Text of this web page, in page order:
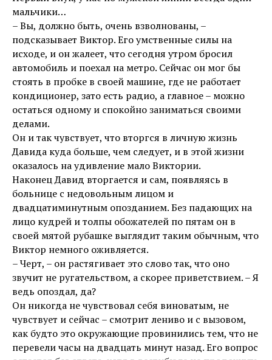
мальчики…
– Вы, должно быть, очень взволнованы, –
подсказывает Виктор. Его умственные силы на
исходе, и он жалеет, что сегодня утром бросил
автомобиль и поехал на метро. Сейчас он мог бы
стоять в пробке в своей машине, где не работает
кондиционер, зато есть радио, а главное – можно
остаться одному и спокойно заниматься своими
делами.
Он и так чувствует, что вторгся в личную жизнь
Давида куда больше, чем следует, и в этой жизни
оказалось на удивление мало Виктории.
Наконец Давид вторгается и сам, появляясь в
больнице с недовольным лицом и
двадцатиминутным опозданием. Без падающих на
лицо кудрей и толпы обожателей по пятам он в
своей мятой рубашке выглядит таким обычным, что
Виктор немного оживляется.
– Черт, – он растягивает это слово так, что оно
звучит не ругательством, а скорее приветствием. – Я
ведь опоздал, да?
Он никогда не чувствовал себя виноватым, не
чувствует и сейчас – смотрит лениво и с вызовом,
как будто это окружающие провинились тем, что не
перевели часы на двадцать минут назад. Его вопрос